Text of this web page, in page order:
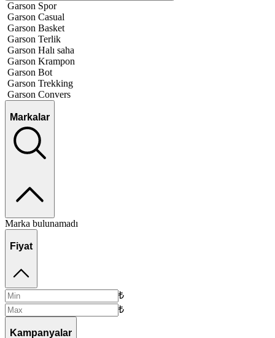
Garson Spor
Garson Casual
Garson Basket
Garson Terlik
Garson Halı saha
Garson Krampon
Garson Bot
Garson Trekking
Garson Convers
Markalar
Marka bulunamadı
Fiyat
₺
₺
Kampanyalar